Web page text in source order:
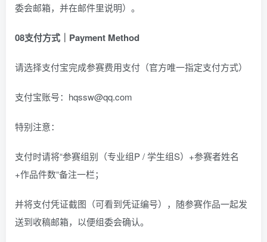
委会邮箱，并在邮件里说明）。
08支付方式｜Payment Method
请选择支付宝完成参赛费用支付（官方唯一指定支付方式）
支付宝账号：hqssw@qq.com
特别注意：
支付时请将“参赛组别（专业组P / 学生组S）+参赛者姓名
+作品件数“备注一栏；
并将支付凭证截图（可看到凭证编号），随参赛作品一起发
送到收稿邮箱，以便组委会确认。